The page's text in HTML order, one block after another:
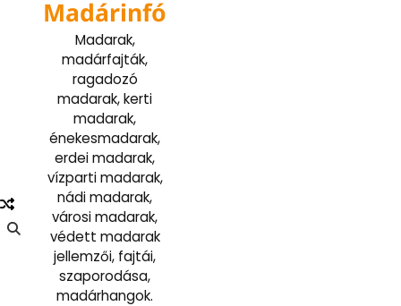
Madárinfó
Madarak,
madárfajták,
ragadozó
madarak, kerti
madarak,
énekesmadarak,
erdei madarak,
vízparti madarak,
nádi madarak,
városi madarak,
védett madarak
jellemzői, fajtái,
szaporodása,
madárhangok.